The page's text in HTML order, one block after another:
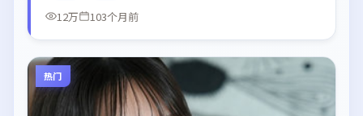
12万
103个月前
热门